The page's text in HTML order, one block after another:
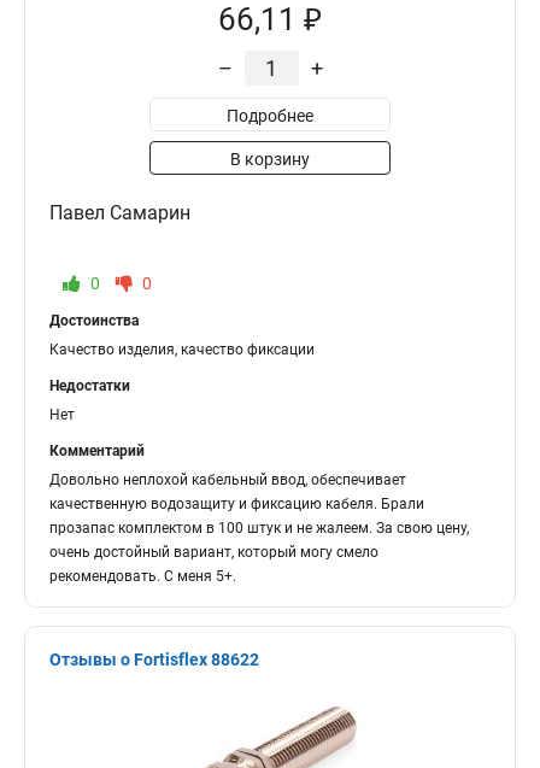
66,11 ₽
– +
Подробнее
В корзину
Павел Самарин
0 0
Достоинства
Качество изделия, качество фиксации
Недостатки
Нет
Комментарий
Довольно неплохой кабельный ввод, обеспечивает
качественную водозащиту и фиксацию кабеля. Брали
прозапас комплектом в 100 штук и не жалеем. За свою цену,
очень достойный вариант, который могу смело
рекомендовать. С меня 5+.
Отзывы о Fortisflex 88622